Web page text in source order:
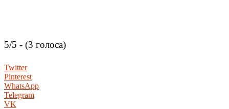
5/5 - (3 голоса)
Twitter
Pinterest
WhatsApp
Telegram
VK